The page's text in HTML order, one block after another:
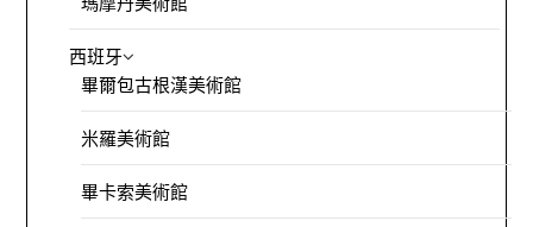
西班牙
畢爾包古根漢美術館
米羅美術館
畢卡索美術館